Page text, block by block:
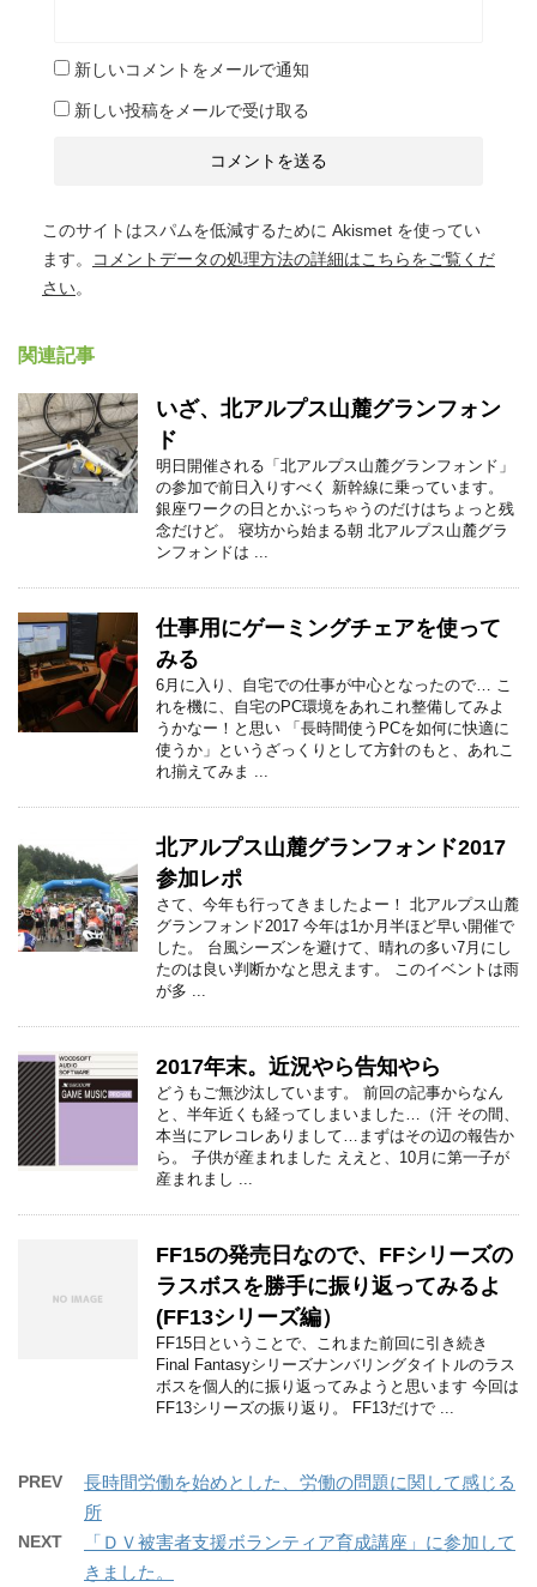
新しいコメントをメールで通知
新しい投稿をメールで受け取る
このサイトはスパムを低減するために Akismet を使ってい
ます。
コメントデータの処理方法の詳細はこちらをご覧くだ
さい。
関連記事
いざ、北アルプス山麓グランフォン
ド
明日開催される「北アルプス山麓グランフォンド」
の参加で前日入りすべく 新幹線に乗っています。
銀座ワークの日とかぶっちゃうのだけはちょっと残
念だけど。 寝坊から始まる朝 北アルプス山麓グラ
ンフォンドは ...
仕事用にゲーミングチェアを使って
みる
6月に入り、自宅での仕事が中心となったので… こ
れを機に、自宅のPC環境をあれこれ整備してみよ
うかなー！と思い 「長時間使うPCを如何に快適に
使うか」というざっくりとして方針のもと、あれこ
れ揃えてみま ...
北アルプス山麓グランフォンド2017
参加レポ
さて、今年も行ってきましたよー！ 北アルプス山麓
グランフォンド2017 今年は1か月半ほど早い開催で
した。 台風シーズンを避けて、晴れの多い7月にし
たのは良い判断かなと思えます。 このイベントは雨
が多 ...
2017年末。近況やら告知やら
どうもご無沙汰しています。 前回の記事からなん
と、半年近くも経ってしまいました…（汗 その間、
本当にアレコレありまして…まずはその辺の報告か
ら。 子供が産まれました ええと、10月に第一子が
産まれまし ...
FF15の発売日なので、FFシリーズの
ラスボスを勝手に振り返ってみるよ
(FF13シリーズ編）
FF15日ということで、これまた前回に引き続き
Final Fantasyシリーズナンバリングタイトルのラス
ボスを個人的に振り返ってみようと思います 今回は
FF13シリーズの振り返り。 FF13だけで ...
PREV
長時間労働を始めとした、労働の問題に関して感じる
所
NEXT
「ＤＶ被害者支援ボランティア育成講座」に参加して
きました。